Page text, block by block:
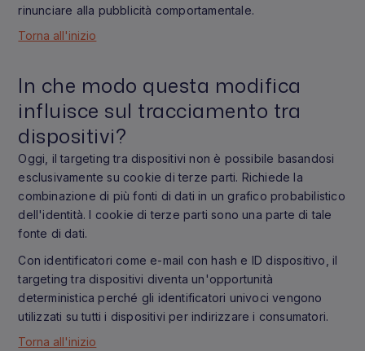
rinunciare alla pubblicità comportamentale.
Torna all'inizio
In che modo questa modifica
influisce sul tracciamento tra
dispositivi?
Oggi, il targeting tra dispositivi non è possibile basandosi
esclusivamente su cookie di terze parti. Richiede la
combinazione di più fonti di dati in un grafico probabilistico
dell'identità. I cookie di terze parti sono una parte di tale
fonte di dati.
Con identificatori come e-mail con hash e ID dispositivo, il
targeting tra dispositivi diventa un'opportunità
deterministica perché gli identificatori univoci vengono
utilizzati su tutti i dispositivi per indirizzare i consumatori.
Torna all'inizio